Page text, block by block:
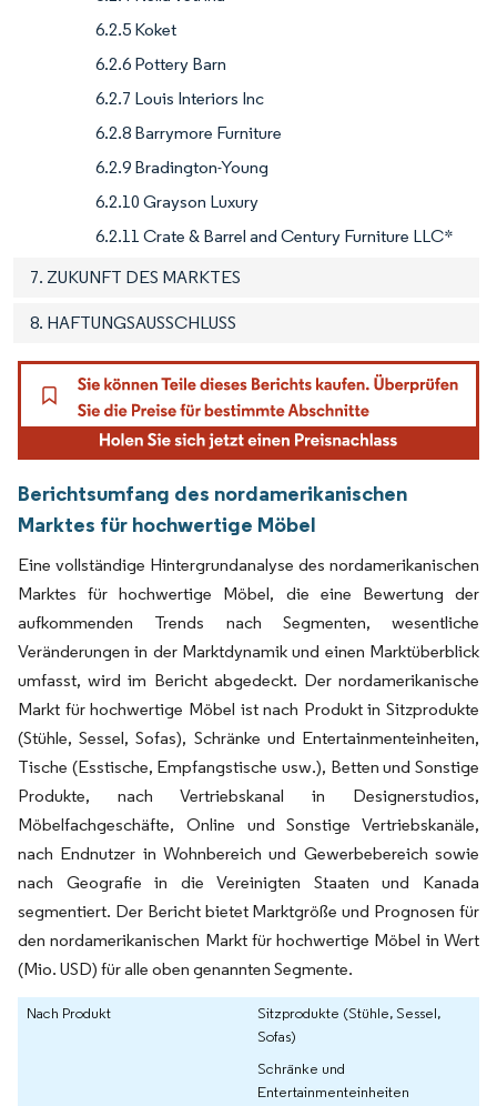
6.2.5 Koket
6.2.6 Pottery Barn
6.2.7 Louis Interiors Inc
6.2.8 Barrymore Furniture
6.2.9 Bradington-Young
6.2.10 Grayson Luxury
6.2.11 Crate & Barrel and Century Furniture LLC*
7. ZUKUNFT DES MARKTES
8. HAFTUNGSAUSSCHLUSS
Berichtsumfang des nordamerikanischen
Marktes für hochwertige Möbel
Eine vollständige Hintergrundanalyse des nordamerikanischen
Marktes für hochwertige Möbel, die eine Bewertung der
aufkommenden Trends nach Segmenten, wesentliche
Veränderungen in der Marktdynamik und einen Marktüberblick
umfasst, wird im Bericht abgedeckt. Der nordamerikanische
Markt für hochwertige Möbel ist nach Produkt in Sitzprodukte
(Stühle, Sessel, Sofas), Schränke und Entertainmenteinheiten,
Tische (Esstische, Empfangstische usw.), Betten und Sonstige
Produkte, nach Vertriebskanal in Designerstudios,
Möbelfachgeschäfte, Online und Sonstige Vertriebskanäle,
nach Endnutzer in Wohnbereich und Gewerbebereich sowie
nach Geografie in die Vereinigten Staaten und Kanada
segmentiert. Der Bericht bietet Marktgröße und Prognosen für
den nordamerikanischen Markt für hochwertige Möbel in Wert
(Mio. USD) für alle oben genannten Segmente.
Nach Produkt
Sitzprodukte (Stühle, Sessel,
Sofas)
Schränke und
Entertainmenteinheiten